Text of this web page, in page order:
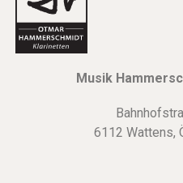
Musik
6112 Wattens,